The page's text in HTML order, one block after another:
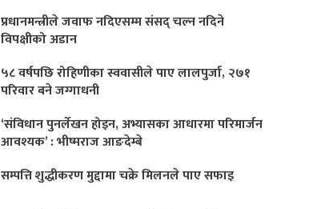
प्रधानमन्त्रीले जवाफ नदिएसम्म संसद् चल्न नदिने
विपक्षीको अडान
५८ वर्षपछि रोहिणीका स्ववासीले पाए लालपुर्जा, २७१
परिवार बने जग्गाधनी
‘संविधान पुनर्लेखन होइन, अभ्यासका आधारमा परिमार्जन
आवश्यक’ : भीष्मराज आङदेम्बे
सम्पत्ति शुद्धीकरण मुद्दामा चक्रे मिलनले पाए सफाइ